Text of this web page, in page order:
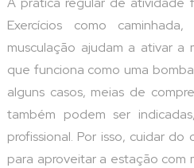
Exercícios como
musculação ajudam a ativar a
que funciona como uma
alguns casos, meias de
também podem ser
profissional. Por isso, cuidar
para aproveitar a estação com